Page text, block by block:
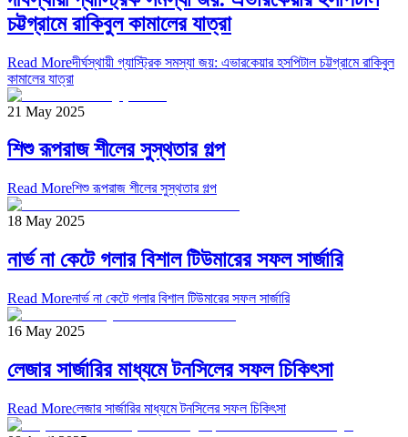
চট্টগ্রামে রাকিবুল কামালের যাত্রা
Read Moreদীর্ঘস্থায়ী গ্যাস্ট্রিক সমস্যা জয়: এভারকেয়ার হসপিটাল চট্টগ্রামে রাকিবুল
কামালের যাত্রা
21 May 2025
শিশু রূপরাজ শীলের সুস্থতার গল্প
Read Moreশিশু রূপরাজ শীলের সুস্থতার গল্প
18 May 2025
নার্ভ না কেটে গলার বিশাল টিউমারের সফল সার্জারি
Read Moreনার্ভ না কেটে গলার বিশাল টিউমারের সফল সার্জারি
16 May 2025
লেজার সার্জারির মাধ্যমে টনসিলের সফল চিকিৎসা
Read Moreলেজার সার্জারির মাধ্যমে টনসিলের সফল চিকিৎসা